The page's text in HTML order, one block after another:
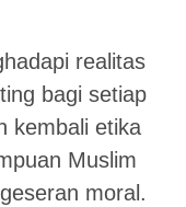
realitas
bagi setiap
kembali etika
Muslim
moral.